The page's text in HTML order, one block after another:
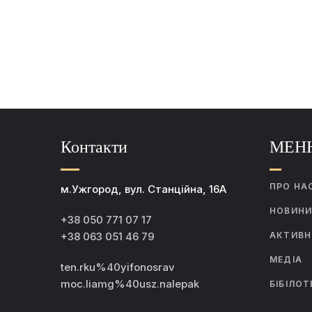
Контакти
м.Ужгород, вул. Станційна, 16А
+38 050 771 07 17
+38 063 051 46 79
ten.rku%40yifonosrav
moc.liamg%40usz.nalepak
ПРО
НОВИНИ
МЕДІА